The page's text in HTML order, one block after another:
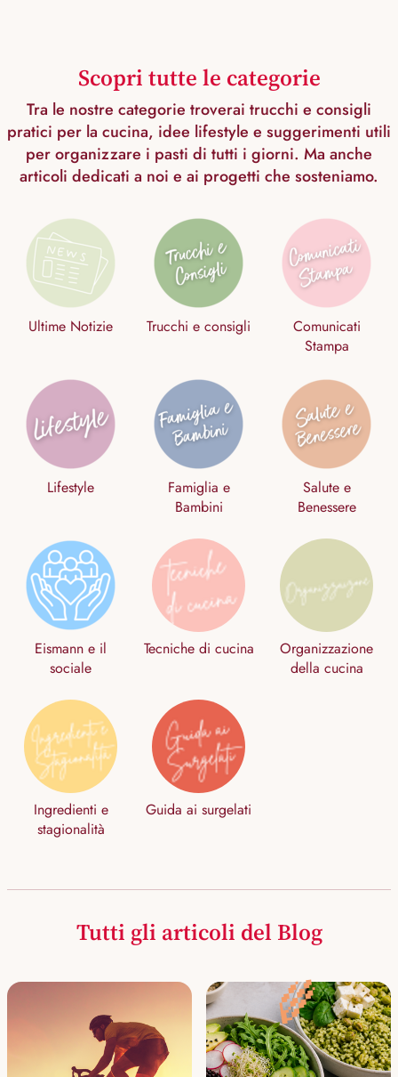
Scopri tutte le categorie
Tra le nostre categorie troverai trucchi e consigli
pratici per la cucina, idee lifestyle e suggerimenti utili
per organizzare i pasti di tutti i giorni. Ma anche
articoli dedicati a noi e ai progetti che sosteniamo.
Ultime Notizie Trucchi e consigli
Comunicati
Stampa
Lifestyle
Famiglia e
Bambini
Salute e
Benessere
Eismann e il
sociale
Tecniche di cucina
Organizzazione
della cucina
Ingredienti e
stagionalità
Guida ai surgelati
Tutti gli articoli del Blog
🌾